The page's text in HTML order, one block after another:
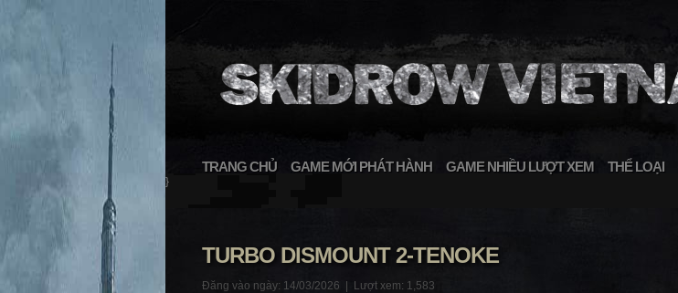
TRANG CHỦ GAME MỚI PHÁT HÀNH GAME NHIỀU LƯỢT XEM THỂ LOẠI
}
TURBO DISMOUNT 2-TENOKE
Đăng vào ngày: 14/03/2026 | Lượt xem: 1,583